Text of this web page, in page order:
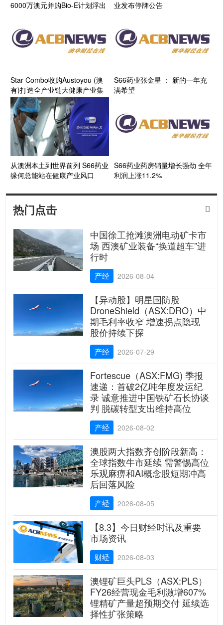
6000万澳元并购Bio-E计划浮出
业发布停牌公告 ​
Star Combo收购Austoyou (澳
有)打造全产业链大健康产业集
团
S66药业张金星 ： 新的一年充
满希望
从澳洲本土到世界前列 S66药业
缘何总能站在健康产业风口
S66药业药房销量增长强劲 全年
利润上涨11.2%
热门点击 
中国徐工抢滩澳洲电动矿卡市
场 西澳矿业装备“换道超车”进
行时
产经 2026-08-04
【异动股】明星国防股
DroneShield（ASX:DRO）中
期毛利率收窄 增速拐点隐现
股价持续下探
产经 2026-07-29
Fortescue（ASX:FMG) 季报
速递：首破2亿吨年度发运纪
录 诚意推进中国铁矿石长协谈
判 脱碳转型支出维持高位
产经 2026-08-02
澳股两大指数齐创阶段新高：
全球指数牛市延续 需警惕高位
乐观麻痹和AI概念股短期冲高
后回落风险
产经 2026-08-05
【8.3】今日财经时讯及重要
市场资讯
财经 2026-08-03
澳锂矿巨头PLS（ASX:PLS）
FY26经营现金毛利激增607%
锂精矿产量超预期交付 延续选
择性扩张策略